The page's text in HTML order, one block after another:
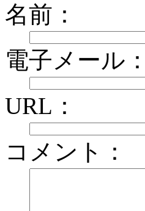
名前：
電子メール：
URL：
コメント：